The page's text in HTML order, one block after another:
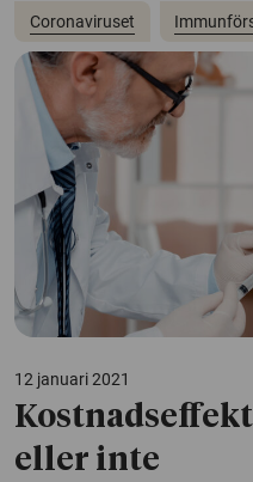
Coronaviruset
12 januari 2021
eller inte